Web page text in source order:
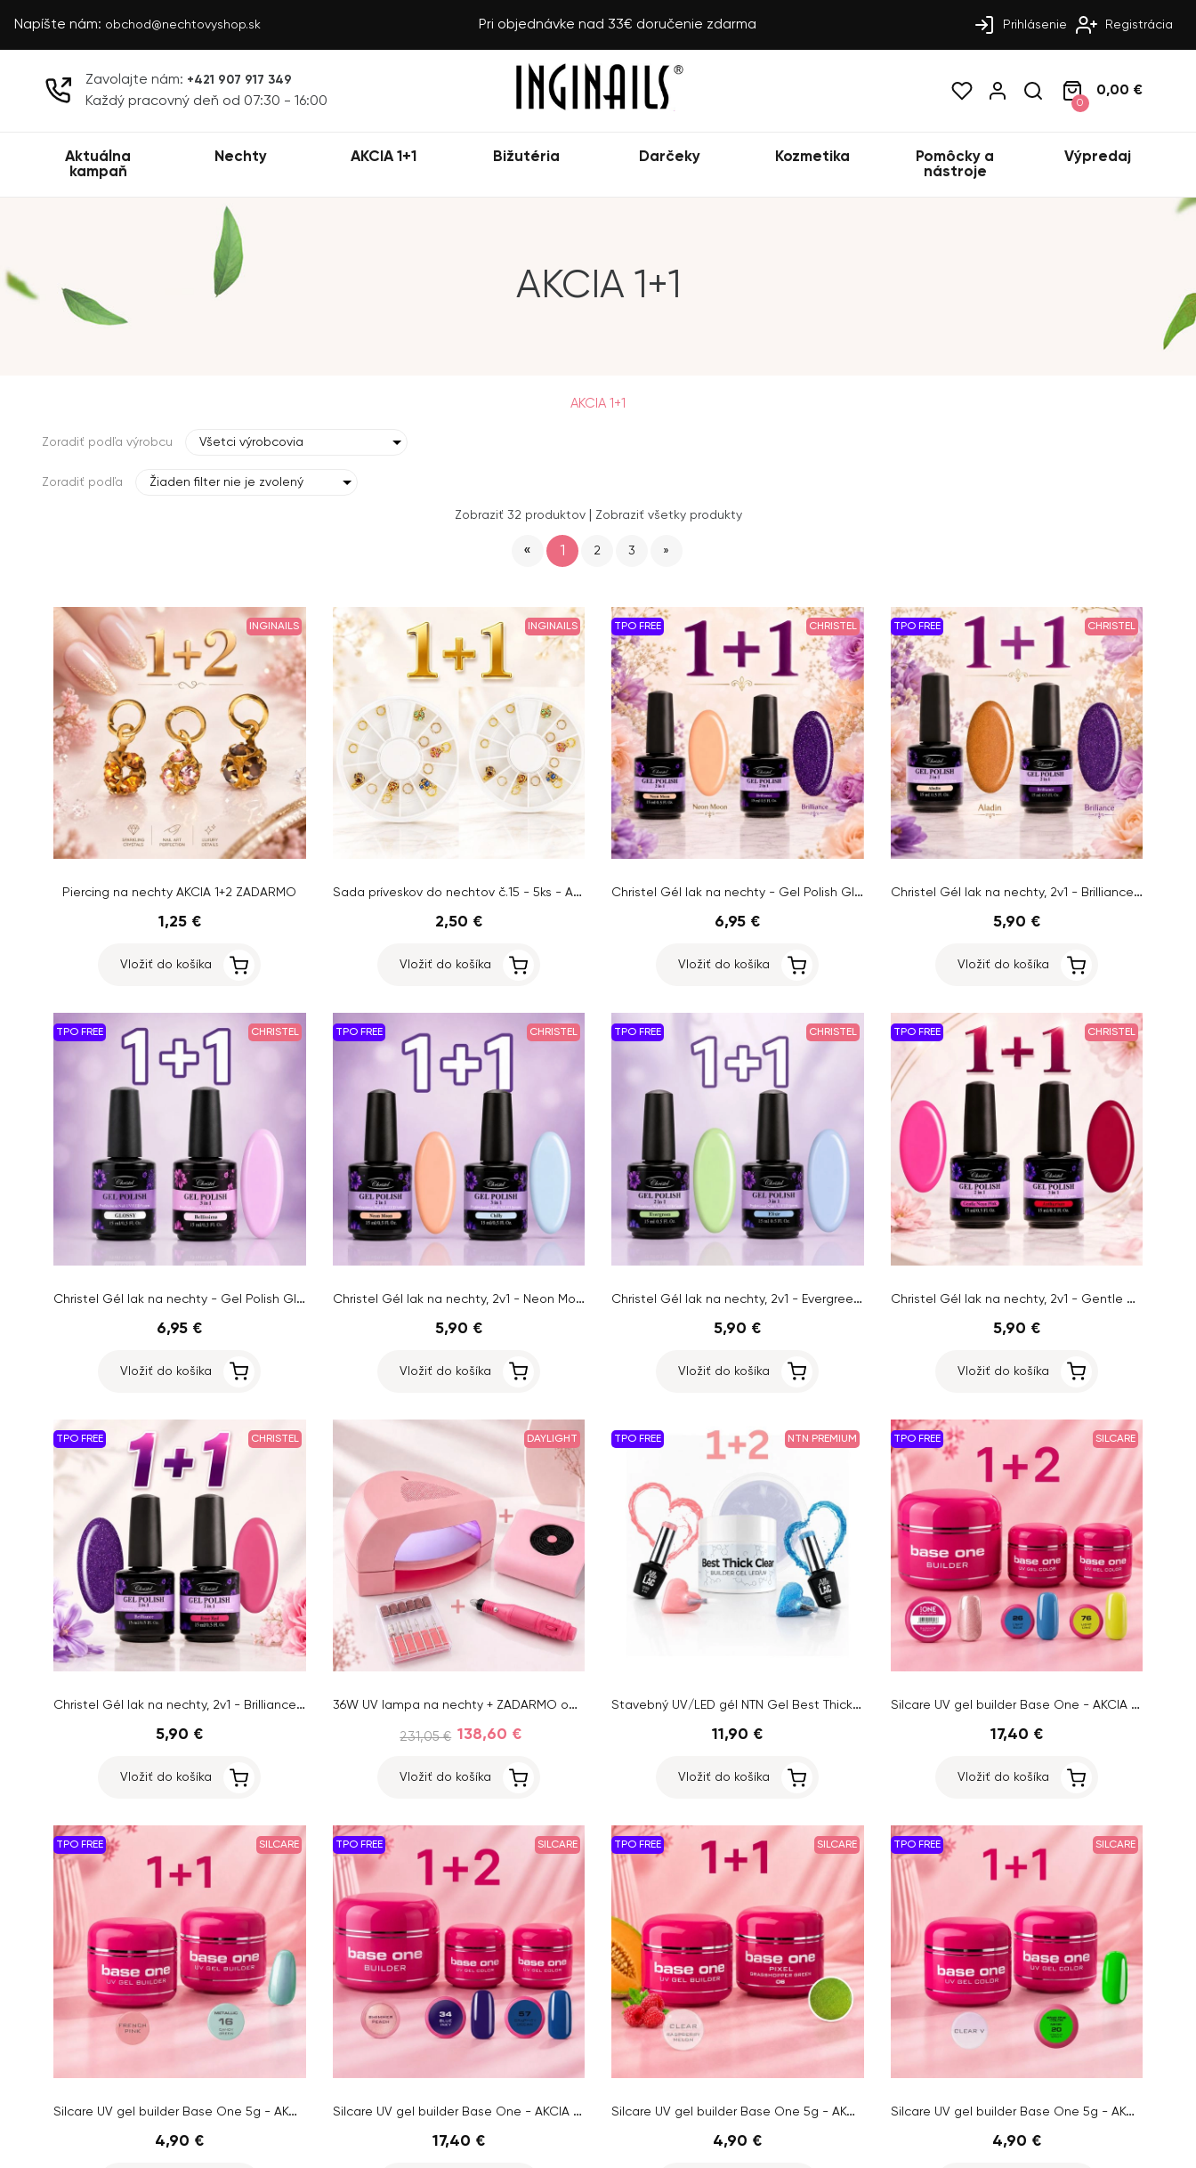
Napíšte nám: obchod@nechtovyshop.sk Pri objednávke nad 33€ doručenie zdarma Prihlásenie Registrácia
Zavolajte nám: +421 907 917 349
Každý pracovný deň od 07:30 - 16:00 0
0,00 €
Aktuálna
kampaň
Nechty AKCIA 1+1 Bižutéria Darčeky Kozmetika
Pomôcky a
nástroje
Výpredaj
AKCIA 1+1
AKCIA 1+1
Zoradiť podľa výrobcu Všetci výrobcovia
Zoradiť podľa Žiaden filter nie je zvolený
Zobraziť 32 produktov| Zobraziť všetky produkty
« 1 2 3 »
INGINAILS
Piercing na nechty AKCIA 1+2 ZADARMO
1,25 €
Vložiť do košíka
INGINAILS
Sada príveskov do nechtov č.15 - 5ks - AKCIA 1+1 ZADARMO
2,50 €
Vložiť do košíka
TPO FREE CHRISTEL
Christel Gél lak na nechty - Gel Polish Glossy 15ml + AKCIA Gél lak Neon Moon 15ml ZADARMO
6,95 €
Vložiť do košíka
TPO FREE CHRISTEL
Christel Gél lak na nechty, 2v1 - Brilliance 15ml + AKCIA Gél lak Aladin, 15ml ZADARMO
5,90 €
Vložiť do košíka
TPO FREE CHRISTEL
Christel Gél lak na nechty - Gel Polish Glossy 15ml + AKCIA Gél lak Bellissima 15ml ZADARMO
6,95 €
Vložiť do košíka
TPO FREE CHRISTEL
Christel Gél lak na nechty, 2v1 - Neon Moon 15ml + AKCIA Gél lak Chilly, 15ml ZADARMO
5,90 €
Vložiť do košíka
TPO FREE CHRISTEL
Christel Gél lak na nechty, 2v1 - Evergreen 15ml + AKCIA Gél lak Elixir, 15ml ZADARMO
5,90 €
Vložiť do košíka
TPO FREE CHRISTEL
Christel Gél lak na nechty, 2v1 - Gentle Neon Pink 15ml + AKCIA Gél lak Anthurium 15ml ZADARMO
5,90 €
Vložiť do košíka
TPO FREE CHRISTEL
Christel Gél lak na nechty, 2v1 - Brilliance 15ml + AKCIA Gél lak Rose Red, 15ml ZADARMO
5,90 €
Vložiť do košíka
DAYLIGHT
36W UV lampa na nechty + ZADARMO odsávačka prachu + brúska na nechty
231,05 € 138,60 €
Vložiť do košíka
TPO FREE NTN PREMIUM
Stavebný UV/LED gél NTN Gel Best Thick Clear, 50g + 2ks farebné gély AlleLac,5ml - AKCIA 1+2 ZADARMO
11,90 €
Vložiť do košíka
TPO FREE SILCARE
Silcare UV gel builder Base One - AKCIA 1+2 ZADARMO
17,40 €
Vložiť do košíka
TPO FREE SILCARE
Silcare UV gel builder Base One 5g - AKCIA 1+1 ZADARMO
4,90 €
TPO FREE SILCARE
Silcare UV gel builder Base One - AKCIA 1+2 ZADARMO
17,40 €
TPO FREE SILCARE
Silcare UV gel builder Base One 5g - AKCIA 1+1 ZADARMO
4,90 €
TPO FREE SILCARE
Silcare UV gel builder Base One 5g - AKCIA 1+1 ZADARMO
4,90 €